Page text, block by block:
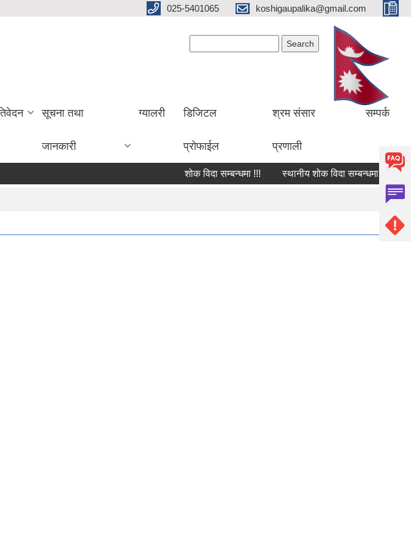
025-5401065 koshigaupalika@gmail.com
सूचना तथा
जानकारी
ग्यालरी डिजिटल
प्रोफाईल
श्रम संसार
प्रणाली
सम्पर्क
शोक विदा सम्बन्धमा !!! स्थानीय शोक विदा सम्बन्धमा !!! शोक